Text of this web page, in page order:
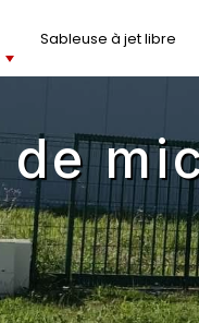
Sableuse à jet libre